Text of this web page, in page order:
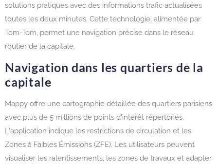
solutions pratiques avec des informations trafic actualisées
toutes les deux minutes. Cette technologie, alimentée par
Tom-Tom, permet une navigation précise dans le réseau
routier de la capitale.
Navigation dans les quartiers de la
capitale
Mappy offre une cartographie détaillée des quartiers parisiens
avec plus de 5 millions de points d'intérêt répertoriés.
L'application indique les restrictions de circulation et les
Zones à Faibles Émissions (ZFE). Les utilisateurs peuvent
visualiser les ralentissements, les zones de travaux et adapter